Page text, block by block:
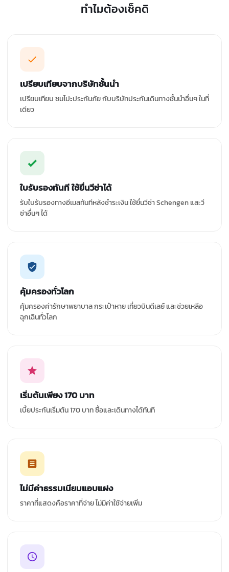
ทำไมต้องเช็คดิ
เปรียบเทียบจากบริษัทชั้นนำ
เปรียบเทียบ ซมโปะประกันภัย กับบริษัทประกันเดินทางชั้นนำอื่นๆ ในที่
เดียว
ใบรับรองทันที ใช้ยื่นวีซ่าได้
รับใบรับรองทางอีเมลทันทีหลังชำระเงิน ใช้ยื่นวีซ่า Schengen และวี
ซ่าอื่นๆ ได้
คุ้มครองทั่วโลก
คุ้มครองค่ารักษาพยาบาล กระเป๋าหาย เที่ยวบินดีเลย์ และช่วยเหลือ
ฉุกเฉินทั่วโลก
เริ่มต้นเพียง 170 บาท
เบี้ยประกันเริ่มต้น 170 บาท ซื้อและเดินทางได้ทันที
ไม่มีค่าธรรมเนียมแอบแฝง
ราคาที่แสดงคือราคาที่จ่าย ไม่มีค่าใช้จ่ายเพิ่ม